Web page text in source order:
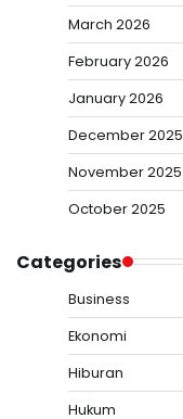
March 2026
February 2026
January 2026
December 2025
November 2025
October 2025
Categories
Business
Ekonomi
Hiburan
Hukum